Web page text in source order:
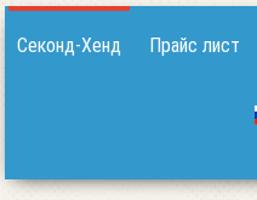
Секонд-Хенд Прайс лист